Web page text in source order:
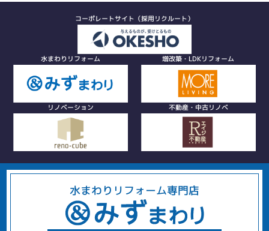
コーポレートサイト（採用リクルート）
水まわりリフォーム 増改築・LDKリフォーム
リノベーション 不動産・中古リノベ
水まわりリフォーム専門店